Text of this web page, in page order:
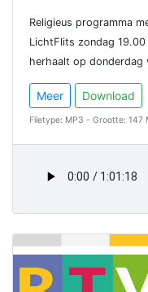
Religieus programma
LichtFlits zondag
herhaalt op donderdag
Meer Download
Filetype: MP3 - Grootte: 147